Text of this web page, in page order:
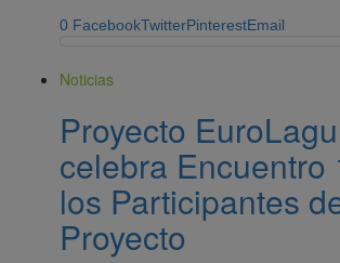
0 FacebookTwitterPinterestEmail
Noticias
Proyecto
celebra Encuentro
los Participantes
Proyecto